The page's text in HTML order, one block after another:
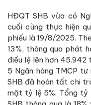
HĐQT SHB vừa có
cuối cùng thực hiện
phiếu là 19/8/2025.
13%, thông qua phát
điều lệ lên hơn
5 Ngân hàng TMCP
SHB đã hoàn tất chi
mặt tỷ lệ 5%. Tổng